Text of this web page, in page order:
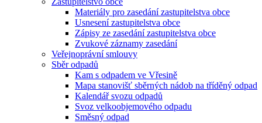
Materiály pro zasedání zastupitelstva obce
Usnesení zastupitelstva obce
Zápisy ze zasedání zastupitelstva obce
Zvukové záznamy zasedání
Veřejnoprávní smlouvy
Sběr odpadů
Kam s odpadem ve Vřesině
Mapa stanovišť sběrných nádob na tříděný odpad
Kalendář svozu odpadů
Svoz velkoobjemového odpadu
Směsný odpad